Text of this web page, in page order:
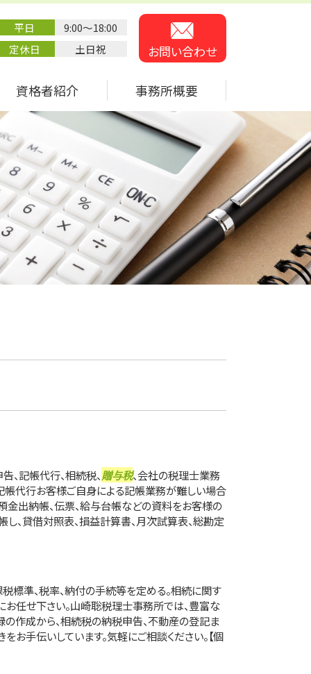
平日
9:00～18:00
定休日
土日祝 お問い合わせ
資格者紹介 事務所概要
、記帳代行、相続税、贈与税、会社の税理士業務
帳代行お客様ご自身による記帳業務が難しい場合
金出納帳、伝票、給与台帳などの資料をお客様の
、貸借対照表、損益計算書、月次試算表、総勘定
標準、税率、納付の手続等を定める。相続に関す
任せ下さい。山崎聡税理士事務所では、豊富な
作成から、相続税の納税申告、不動産の登記ま
お手伝いしています。気軽にご相談ください。【個